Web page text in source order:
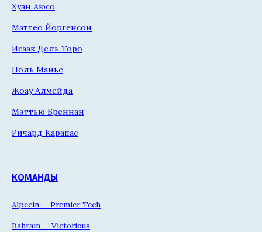
Хуан Аюсо
Маттео Йоргенсон
Исаак Дель Торо
Поль Манье
Жоау Алмейда
Мэттью Бреннан
Ричард Карапас
КОМАНДЫ
Alpecin — Premier Tech
Bahrain — Victorious